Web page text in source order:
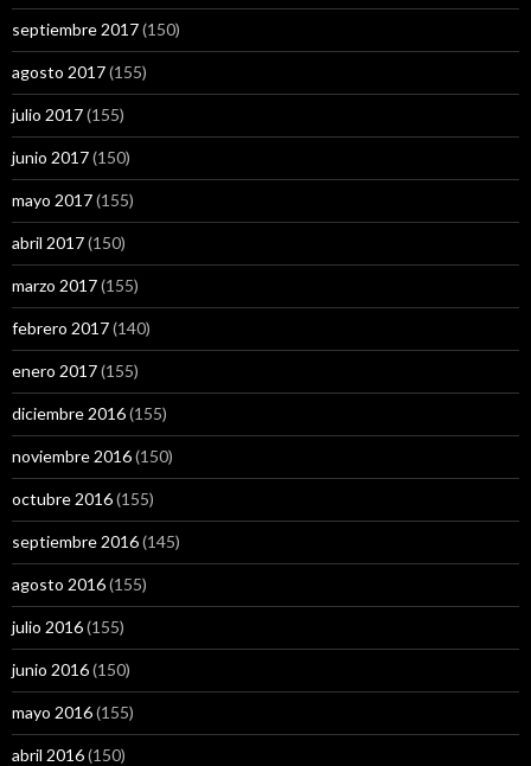
septiembre 2017(150)
agosto 2017(155)
julio 2017(155)
junio 2017(150)
mayo 2017(155)
abril 2017(150)
marzo 2017(155)
febrero 2017(140)
enero 2017(155)
diciembre 2016(155)
noviembre 2016(150)
octubre 2016(155)
septiembre 2016(145)
agosto 2016(155)
julio 2016(155)
junio 2016(150)
mayo 2016(155)
abril 2016(150)